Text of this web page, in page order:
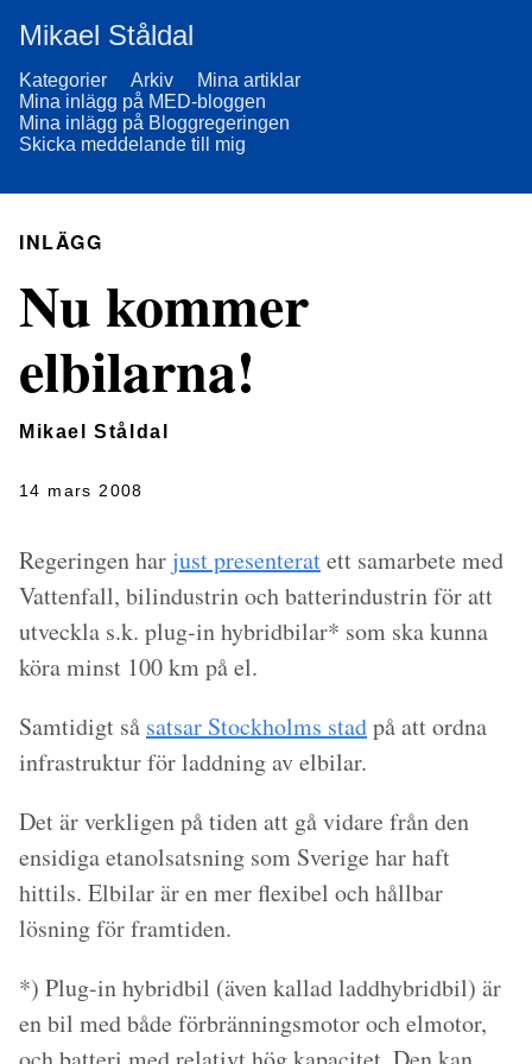
Mikael Ståldal
Kategorier Arkiv
Mina artiklar
Mina inlägg på MED-bloggen
Mina inlägg på Bloggregeringen
Skicka meddelande till mig
INLÄGG
Nu kommer
elbilarna!
Mikael Ståldal
14 mars 2008
Regeringen har just presenteratett samarbete med
Vattenfall, bilindustrin och batterindustrin för att
utveckla s.k. plug-in hybridbilar* som ska kunna
köra minst 100 km på el.
Samtidigt så satsar Stockholms stadpå att ordna
infrastruktur för laddning av elbilar.
Det är verkligen på tiden att gå vidare från den
ensidiga etanolsatsning som Sverige har haft
hittils. Elbilar är en mer flexibel och hållbar
lösning för framtiden.
*) Plug-in hybridbil (även kallad laddhybridbil) är
en bil med både förbränningsmotor och elmotor,